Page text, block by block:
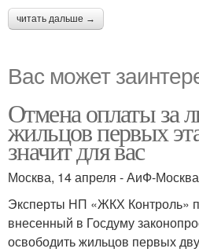
читать дальше →
Вас может
Отмена оплаты за
жильцов первых
значит для вас
Москва, 14 апреля - АиФ-
Эксперты НП «ЖКХ Контроль»
внесенный в Госдуму
освободить жильцов первых